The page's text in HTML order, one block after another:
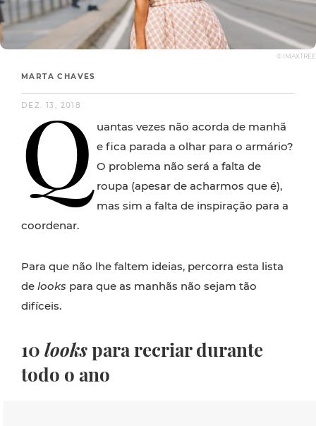
© IMAXTREE
MARTA CHAVES
DEZ. 13, 2018
Q
uantas vezes não acorda de manhã
e fica parada a olhar para o armário?
O problema não será a falta de
roupa (apesar de acharmos que é),
mas sim a falta de inspiração para a
coordenar.
Para que não lhe faltem ideias, percorra esta lista
de looks para que as manhãs não sejam tão
difíceis.
10 lookspara recriar durante
todo o ano